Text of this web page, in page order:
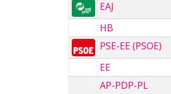
EAJ
HB
PSE-EE (PSOE)
EE
AP-PDP-PL